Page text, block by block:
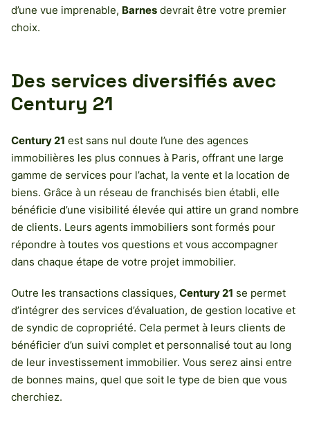
d’une vue imprenable, Barnes devrait être votre premier
choix.
Des services diversifiés avec
Century 21
Century 21 est sans nul doute l’une des agences
immobilières les plus connues à Paris, offrant une large
gamme de services pour l’achat, la vente et la location de
biens. Grâce à un réseau de franchisés bien établi, elle
bénéficie d’une visibilité élevée qui attire un grand nombre
de clients. Leurs agents immobiliers sont formés pour
répondre à toutes vos questions et vous accompagner
dans chaque étape de votre projet immobilier.
Outre les transactions classiques, Century 21 se permet
d’intégrer des services d’évaluation, de gestion locative et
de syndic de copropriété. Cela permet à leurs clients de
bénéficier d’un suivi complet et personnalisé tout au long
de leur investissement immobilier. Vous serez ainsi entre
de bonnes mains, quel que soit le type de bien que vous
cherchiez.